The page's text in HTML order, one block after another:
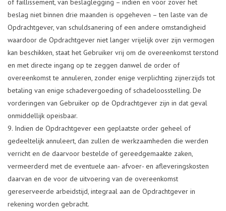
of faillissement, van beslaglegging – indien en voor zover het
beslag niet binnen drie maanden is opgeheven – ten laste van de
Opdrachtgever, van schuldsanering of een andere omstandigheid
waardoor de Opdrachtgever niet langer vrijelijk over zijn vermogen
kan beschikken, staat het Gebruiker vrij om de overeenkomst terstond
en met directe ingang op te zeggen danwel de order of
overeenkomst te annuleren, zonder enige verplichting zijnerzijds tot
betaling van enige schadevergoeding of schadeloosstelling. De
vorderingen van Gebruiker op de Opdrachtgever zijn in dat geval
onmiddellijk opeisbaar.
Indien de Opdrachtgever een geplaatste order geheel of
gedeeltelijk annuleert, dan zullen de werkzaamheden die werden
verricht en de daarvoor bestelde of gereedgemaakte zaken,
vermeerderd met de eventuele aan- afvoer- en afleveringskosten
daarvan en de voor de uitvoering van de overeenkomst
gereserveerde arbeidstijd, integraal aan de Opdrachtgever in
rekening worden gebracht.